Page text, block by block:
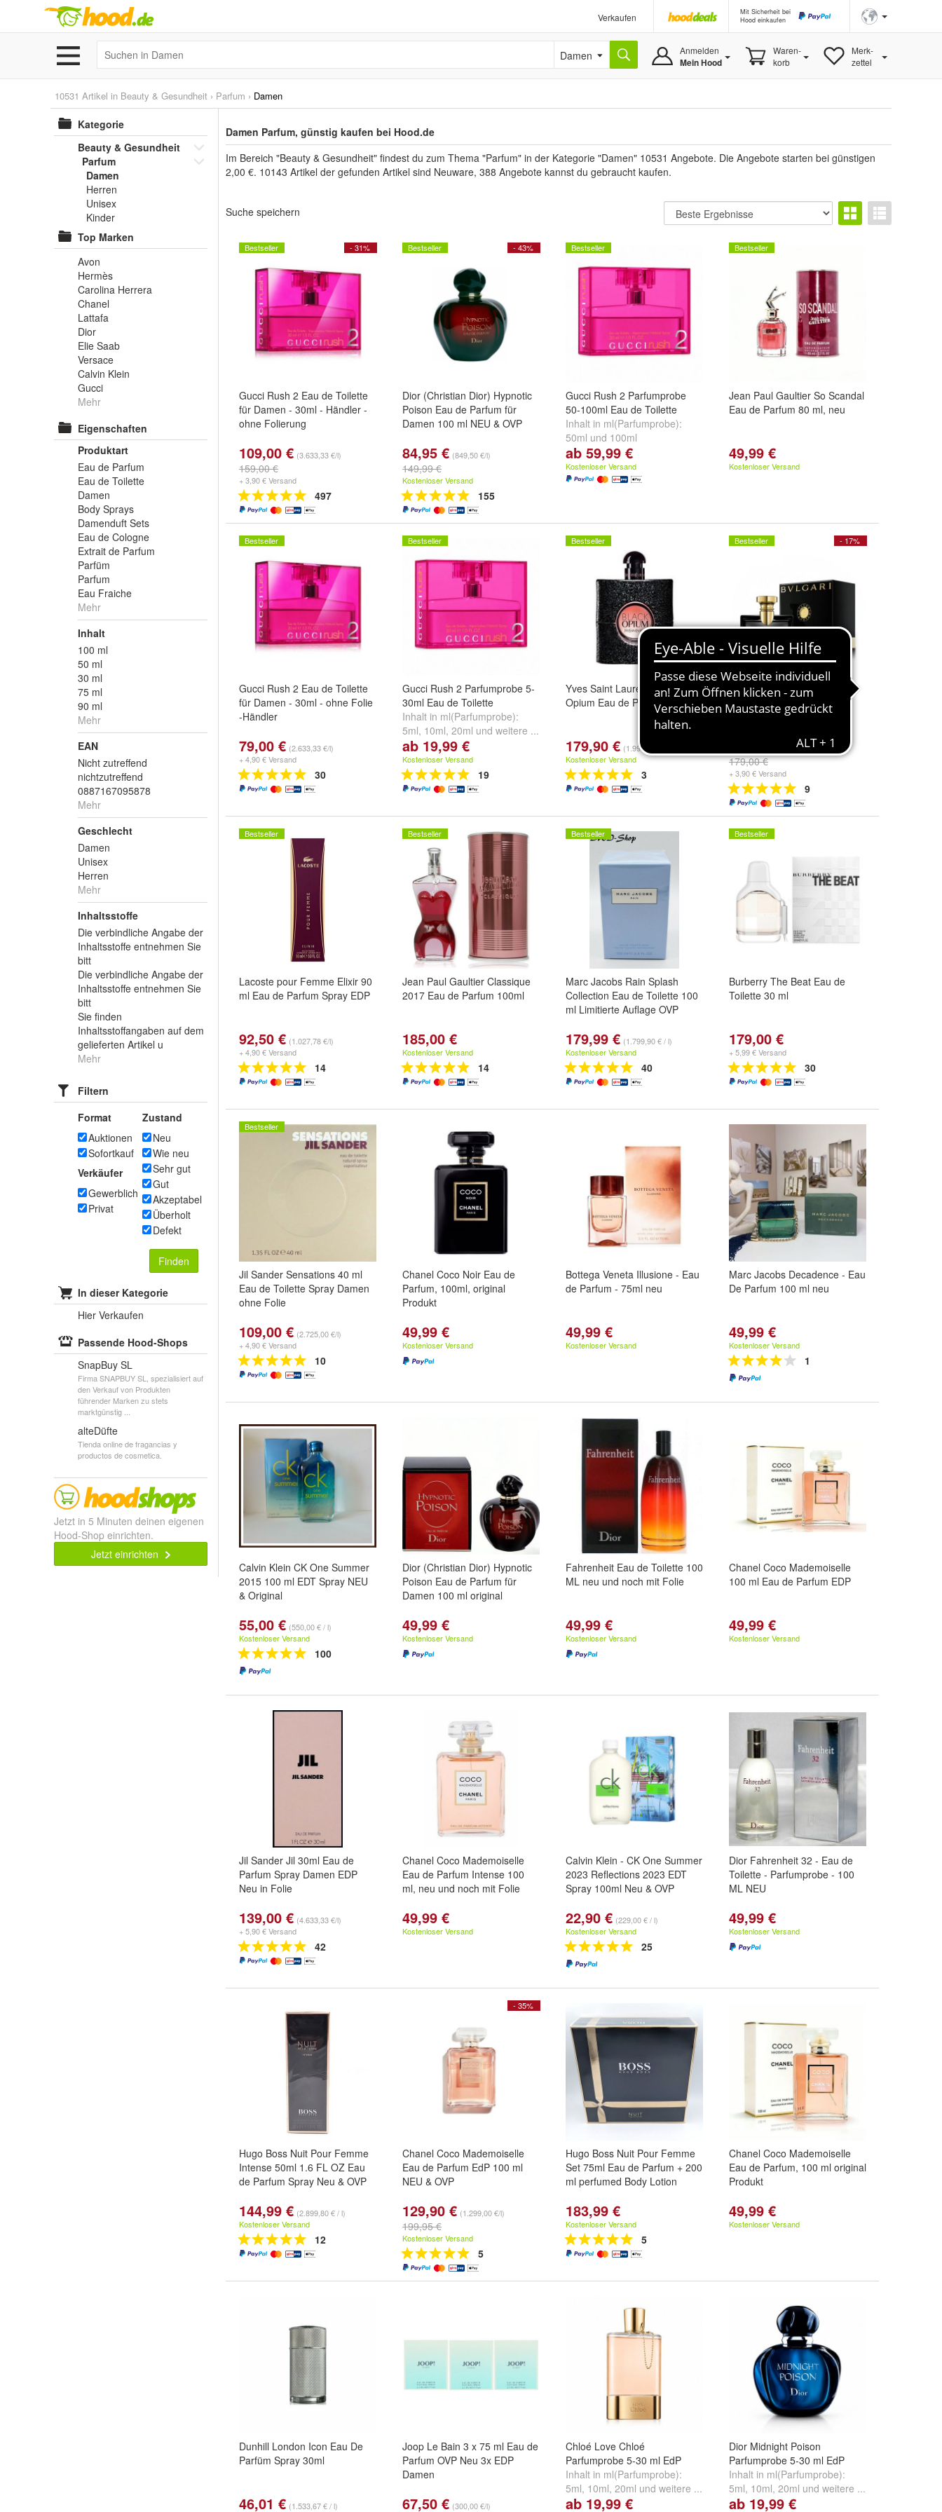
Verkaufen
Mit Sicherheit bei
Hood einkaufen
Damen Anmelden
Mein Hood
Waren-
korb
Merk-
zettel
10531 Artikel in Beauty & Gesundheit › Parfum › Damen
Kategorie
Beauty & Gesundheit
Parfum
Damen
Herren
Unisex
Kinder
Top Marken
Avon
Hermès
Carolina Herrera
Chanel
Lattafa
Dior
Elie Saab
Versace
Calvin Klein
Gucci
Mehr
Eigenschaften
Produktart
Eau de Parfum
Eau de Toilette
Damen
Body Sprays
Damenduft Sets
Eau de Cologne
Extrait de Parfum
Parfüm
Parfum
Eau Fraiche
Mehr
Inhalt
100 ml
50 ml
30 ml
75 ml
90 ml
Mehr
EAN
Nicht zutreffend
nichtzutreffend
0887167095878
Mehr
Geschlecht
Damen
Unisex
Herren
Mehr
Inhaltsstoffe
Die verbindliche Angabe der
Inhaltsstoffe entnehmen Sie
bitt
Die verbindliche Angabe der
Inhaltsstoffe entnehmen Sie
bitt
Sie finden
Inhaltsstoffangaben auf dem
gelieferten Artikel u
Mehr
Filtern
Format
Auktionen
Sofortkauf
Verkäufer
Gewerblich
Privat
Zustand
Neu
Wie neu
Sehr gut
Gut
Akzeptabel
Überholt
Defekt
Finden
In dieser Kategorie
Hier Verkaufen
Passende Hood-Shops
SnapBuy SL
Firma SNAPBUY SL, spezialisiert auf
den Verkauf von Produkten
führender Marken zu stets
marktgünstig ...
alteDüfte
Tienda online de fragancias y
productos de cosmetica.
Jetzt in 5 Minuten deinen eigenen
Hood-Shop einrichten.
Jetzt einrichten
Damen Parfum, günstig kaufen bei Hood.de
Im Bereich "Beauty & Gesundheit" findest du zum Thema "Parfum" in der Kategorie "Damen" 10531 Angebote. Die Angebote starten bei günstigen
2,00 €. 10143 Artikel der gefunden Artikel sind Neuware, 388 Angebote kannst du gebraucht kaufen.
Suche speichern
- 31%
Bestseller
Gucci Rush 2 Eau de Toilette
für Damen - 30ml - Händler -
ohne Folierung
109,00 € (3.633,33 €/l)
159,00 €
+ 3,90 € Versand
497
- 43%
Bestseller
Dior (Christian Dior) Hypnotic
Poison Eau de Parfum für
Damen 100 ml NEU & OVP
84,95 € (849,50 €/l)
149,99 €
Kostenloser Versand
155
Bestseller
Gucci Rush 2 Parfumprobe
50-100ml Eau de Toilette
Inhalt in ml(Parfumprobe):
50ml und 100ml
ab 59,99 €
Kostenloser Versand
Bestseller
Jean Paul Gaultier So Scandal
Eau de Parfum 80 ml, neu
49,99 €
Kostenloser Versand
Bestseller
Gucci Rush 2 Eau de Toilette
für Damen - 30ml - ohne Folie
-Händler
79,00 € (2.633,33 €/l)
+ 4,90 € Versand
30
Bestseller
Gucci Rush 2 Parfumprobe 5-
30ml Eau de Toilette
Inhalt in ml(Parfumprobe):
5ml, 10ml, 20ml und weitere ...
ab 19,99 €
Kostenloser Versand
19
Bestseller
Yves Saint Laurent Black
Opium Eau de Parfum 90 ml
179,90 € (1.998,89 €/l)
Kostenloser Versand
3
- 17%
Bestseller
Bvlgari Jasmin Noir Eau de
Parfum Vintage alte Version
Vintage - 100ml
(1.490,00 €/l)
179,00 €
+ 3,90 € Versand
9
Bestseller
Lacoste pour Femme Elixir 90
ml Eau de Parfum Spray EDP
92,50 € (1.027,78 €/l)
+ 4,90 € Versand
14
Bestseller
Jean Paul Gaultier Classique
2017 Eau de Parfum 100ml
185,00 €
Kostenloser Versand
14
Bestseller
Marc Jacobs Rain Splash
Collection Eau de Toilette 100
ml Limitierte Auflage OVP
179,99 € (1.799,90 € / l)
Kostenloser Versand
40
Bestseller
Burberry The Beat Eau de
Toilette 30 ml
179,00 €
+ 5,99 € Versand
30
Bestseller
Jil Sander Sensations 40 ml
Eau de Toilette Spray Damen
ohne Folie
109,00 € (2.725,00 €/l)
+ 4,90 € Versand
10
Chanel Coco Noir Eau de
Parfum, 100ml, original
Produkt
49,99 €
Kostenloser Versand
Bottega Veneta Illusione - Eau
de Parfum - 75ml neu
49,99 €
Kostenloser Versand
Marc Jacobs Decadence - Eau
De Parfum 100 ml neu
49,99 €
Kostenloser Versand
1
Calvin Klein CK One Summer
2015 100 ml EDT Spray NEU
& Original
55,00 € (550,00 € / l)
Kostenloser Versand
100
Dior (Christian Dior) Hypnotic
Poison Eau de Parfum für
Damen 100 ml original
49,99 €
Kostenloser Versand
Fahrenheit Eau de Toilette 100
ML neu und noch mit Folie
49,99 €
Kostenloser Versand
Chanel Coco Mademoiselle
100 ml Eau de Parfum EDP
49,99 €
Kostenloser Versand
Jil Sander Jil 30ml Eau de
Parfum Spray Damen EDP
Neu in Folie
139,00 € (4.633,33 €/l)
+ 5,90 € Versand
42
Chanel Coco Mademoiselle
Eau de Parfum Intense 100
ml, neu und noch mit Folie
49,99 €
Kostenloser Versand
Calvin Klein - CK One Summer
2023 Reflections 2023 EDT
Spray 100ml Neu & OVP
22,90 € (229,00 € / l)
Kostenloser Versand
25
Dior Fahrenheit 32 - Eau de
Toilette - Parfumprobe - 100
ML NEU
49,99 €
Kostenloser Versand
Hugo Boss Nuit Pour Femme
Intense 50ml 1.6 FL OZ Eau
de Parfum Spray Neu & OVP
144,99 € (2.899,80 € / l)
Kostenloser Versand
12
- 35%
Chanel Coco Mademoiselle
Eau de Parfum EdP 100 ml
NEU & OVP
129,90 € (1.299,00 €/l)
199,95 €
Kostenloser Versand
5
Hugo Boss Nuit Pour Femme
Set 75ml Eau de Parfum + 200
ml perfumed Body Lotion
183,99 €
Kostenloser Versand
5
Chanel Coco Mademoiselle
Eau de Parfum, 100 ml original
Produkt
49,99 €
Kostenloser Versand
Dunhill London Icon Eau De
Parfüm Spray 30ml
46,01 € (1.533,67 € / l)
Joop Le Bain 3 x 75 ml Eau de
Parfum OVP Neu 3x EDP
Damen
67,50 € (300,00 €/l)
Chloé Love Chloé
Parfumprobe 5-30 ml EdP
Inhalt in ml(Parfumprobe):
5ml, 10ml, 20ml und weitere ...
ab 19,99 €
Dior Midnight Poison
Parfumprobe 5-30 ml EdP
Inhalt in ml(Parfumprobe):
5ml, 10ml, 20ml und weitere ...
ab 19,99 €